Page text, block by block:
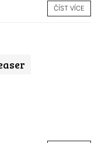
ČÍST VÍCE